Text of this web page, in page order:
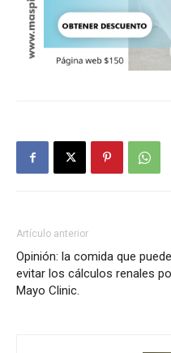
Artículo anterior
Opinión: la comida que puede
evitar los cálculos renales
Mayo Clinic.